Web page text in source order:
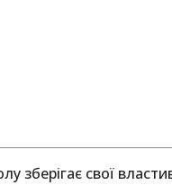
зберігає свої